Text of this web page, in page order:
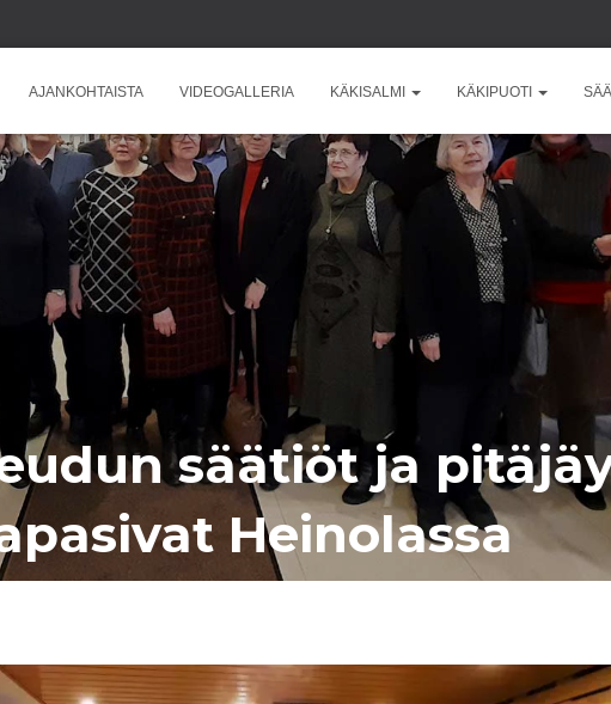
AJANKOHTAISTA VIDEOGALLERIA KÄKISALMI KÄKIPUOTI
säätiöt ja
Heinolassa